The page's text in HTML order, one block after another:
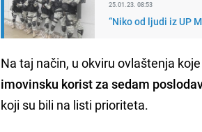
25.01.23. 08:53
“Niko od ljudi iz UP
Na taj način, u okviru ovlaštenja
imovinsku korist za sedam
koji su bili na listi prioriteta.